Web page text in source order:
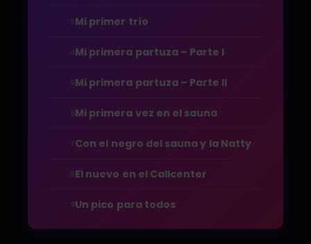
Mi primer trío
Mi primera partuza – Parte I
Mi primera partuza – Parte II
Mi primera vez en el sauna
Con el negro del sauna y la Natty
El nuevo en el Callcenter
Un pico para todos